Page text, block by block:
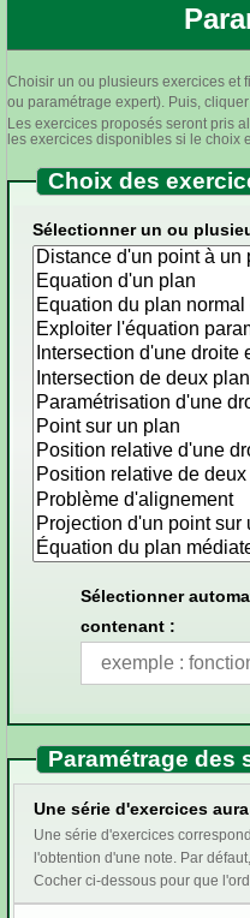
Choisir un ou plusieurs exercices et
ou paramétrage expert). Puis,
Les exercices proposés seront pris
les exercices disponibles si le choix
Choix des
Sélectionner un ou
Sélectionner
contenant :
Paramétrage des
Une série d'exercices
Une série d'exercices
l'obtention d'une note. Par
Cocher ci-dessous pour que